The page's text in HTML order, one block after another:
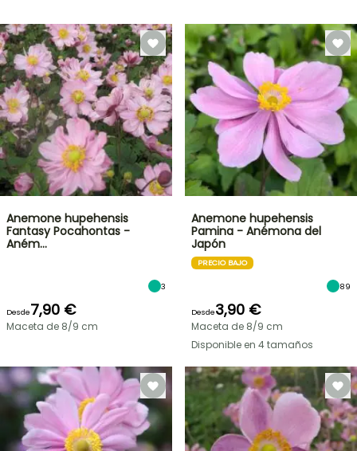
Anemone hupehensis
Fantasy Pocahontas -
Aném…
3
Desde7,90 €
Maceta de 8/9 cm
Anemone hupehensis
Pamina - Anémona del
Japón
PRECIO BAJO
89
Desde3,90 €
Maceta de 8/9 cm
Disponible en 4 tamaños